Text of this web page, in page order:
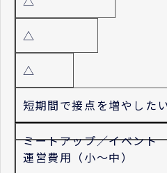
△
△
短期間で接点を増やした
ミートアップ／イベント
運営費用（小〜中）